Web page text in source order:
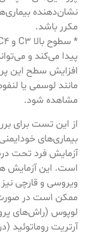
نشان‌دهنده
مکرر باشد.
پیدا می‌کند و
افزایش سطح این
مانند لوسمی یا
مشاهده شود.
از این تست برای
آزمایش فرد تحت
است. این آزمایش
ویروسی و قارچی
ممکن است در صورت
لوپوس (راش‌های
آرتریت روماتوئید